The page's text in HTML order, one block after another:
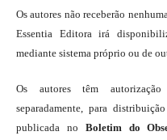
Os autores não receberão
Essentia Editora irá
mediante sistema próprio ou de
Os autores têm
separadamente, para
publicada no Boletim do